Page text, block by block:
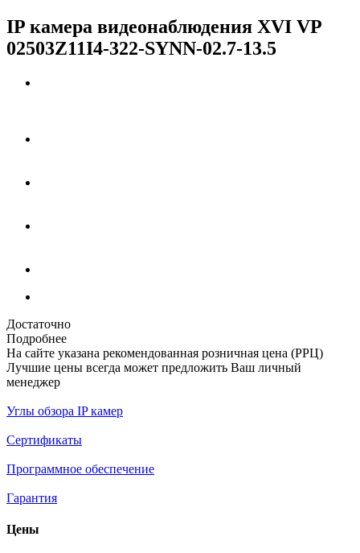
IP камера видеонаблюдения XVI VP
02503Z11I4-322-SYNN-02.7-13.5
Достаточно
Подробнее
На сайте указана рекомендованная розничная цена (РРЦ)
Лучшие цены всегда может предложить Ваш личный
менеджер
Углы обзора IP камер
Сертификаты
Программное обеспечение
Гарантия
Цены